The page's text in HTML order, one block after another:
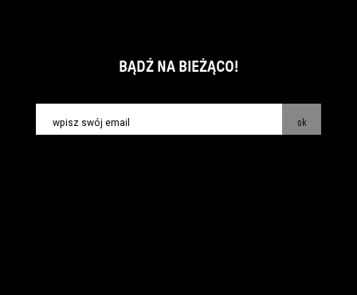
BĄDŹ NA BIEŻĄCO!
ok